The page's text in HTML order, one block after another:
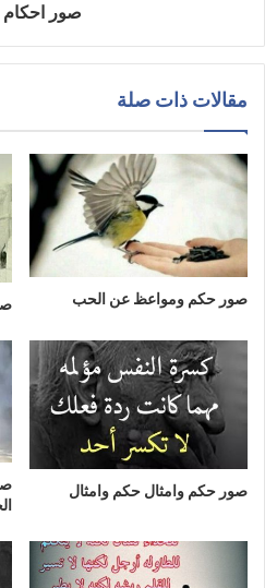
صور
مقالات ذات صلة
صور حكم ومواعظ عن الحب
صور حكم وامثال حكم وامثال